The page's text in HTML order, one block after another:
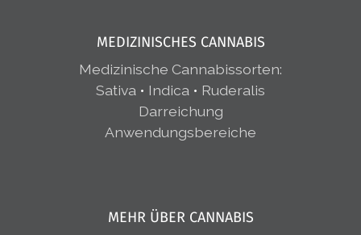
MEDIZINISCHES CANNABIS
Medizinische Cannabissorten:
Sativa • Indica • Ruderalis
Darreichung
Anwendungsbereiche
MEHR ÜBER CANNABIS